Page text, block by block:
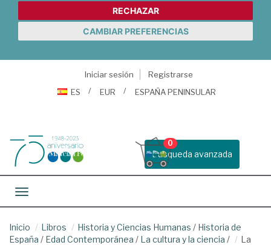
RECHAZAR
CAMBIAR PREFERENCIAS
Iniciar sesión
Registrarse
ES
EUR ESPAÑA PENINSULAR
Busqueda avanzada
0
Toggle navigation
Inicio Libros Historia y Ciencias Humanas / Historia de
España / Edad Contemporánea / La cultura y la ciencia /
La